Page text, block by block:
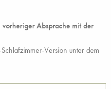
Absprache mit der
Version unter dem